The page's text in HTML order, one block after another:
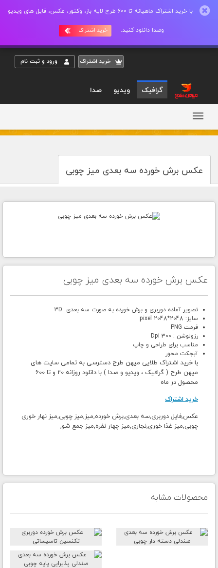
با خرید اشتراک ماهیانه تا 600 طرح لایه باز، وکتور، عکس، فایل های ویدیو
وصدا دانلود کنید. خرید اشتراک
خريد اشتراک ورود و ثبت نام
گرافیک ویدیو صدا
عکس برش خورده سه بعدی میز چوبی
عکس برش خورده سه بعدی میز چوبی
تصویر آماده دوربری و برش خورده به صورت سه بعدی 3D
سایز: 2048*2048 pixel
فرمت PNG
رزولوشن : 300 Dpi
مناسب برای طراحی و چاپ
آبجکت محور
با خرید اشتراک طلایی میهن طرح دسترسی به تمامی سایت های
میهن طرح ( گرافیک ، ویدیو و صدا ) با دانلود روزانه 20 و تا 600
محصول در ماه
خرید اشتراک
عکس,فایل دوربری,سه بعدی,برش خورده,میز,میز چوبی,میز نهار خوری
چوبی,میز غذا خوری,نجاری,میز چهار نفره,میز جمع شو,
محصولات مشابه